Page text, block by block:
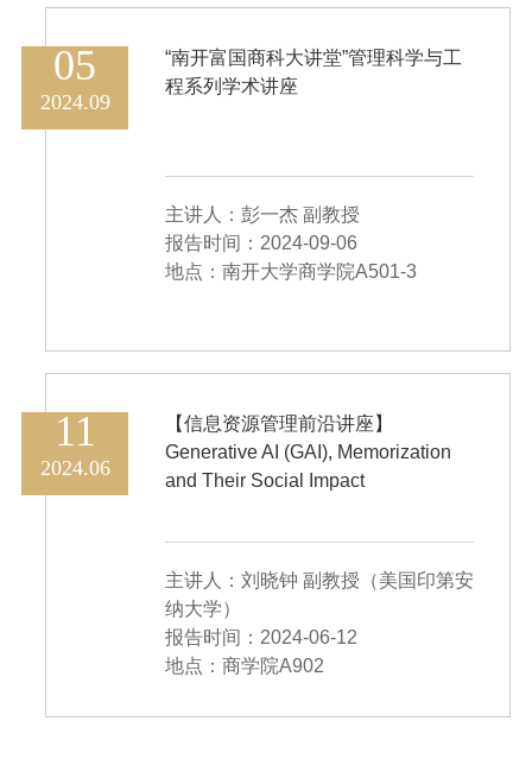
05
2024.09
“南开富国商科大讲堂”管理科学与工
程系列学术讲座
主讲人：彭一杰 副教授
报告时间：2024-09-06
地点：南开大学商学院A501-3
11
2024.06
【信息资源管理前沿讲座】
Generative AI (GAI), Memorization
and Their Social Impact
主讲人：刘晓钟 副教授（美国印第安
纳大学）
报告时间：2024-06-12
地点：商学院A902